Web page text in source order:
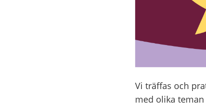
Vi träffas och
med olika